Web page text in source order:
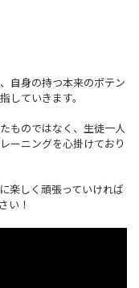
自身の持つ本来のポテン
していきます。
ものではなく、生徒一人
ーニングを心掛けており
楽しく頑張っていければ
い！